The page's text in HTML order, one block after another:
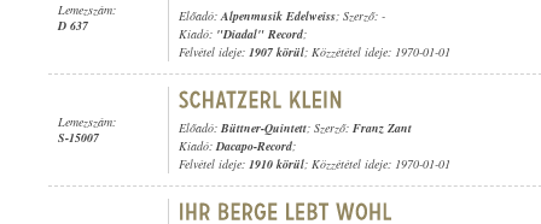
Lemezszám:
D 637
Előadó:Alpenmusik Edelweiss; Szerző: -
Kiadó: "Diadal" Record;
Felvétel ideje: 1907 körül; Közzététel ideje: 1970-01-01
Lemezszám:
S-15007
Előadó: Büttner-Quintett; Szerző: Franz Zant
Kiadó:Dacapo-Record;
Felvétel ideje: 1910 körül; Közzététel ideje: 1970-01-01